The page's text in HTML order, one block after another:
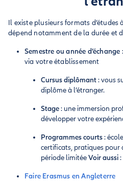
Il existe plusieurs formats d’études
dépend notamment de la durée et
Semestre ou année d’échange
via votre établissement
Cursus diplômant: vous
diplôme à l’étranger.
Stage: une immersion
développer votre
Programmes courts:
certificats, pratiques pour
période limitéeVoir aussi:
Faire Erasmus en Angleterre